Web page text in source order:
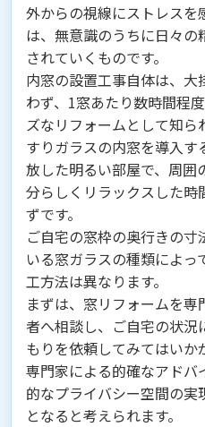
外からの視線にストレスを
は、無意識のうちに日々
されていくものです。
内窓の設置工事自体は、
わず、1窓あたり数時間程
ズなリフォームとして知ら
すりガラスの内窓を導入
放した明るい部屋で、周囲
分らしくリラックスした
ずです。
ご自宅の窓枠の奥行きの
いる窓ガラスの種類によ
工方法は異なります。
まずは、窓リフォームを
者へ相談し、ご自宅の状
もりを依頼してみてはいか
専門家による的確なアド
的なプライバシー空間の
となると考えられます。